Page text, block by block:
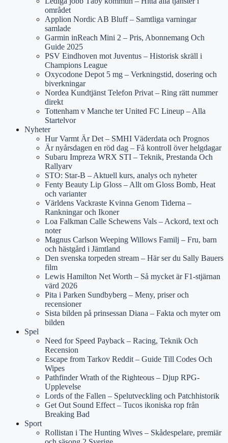
området
Applion Nordic AB Bluff – Samtliga varningar
samlade
Garmin inReach Mini 2 – Pris, Abonnemang Och
Guide 2025
PSV Eindhoven mot Juventus – Historisk skräll i
Champions League
Oxycodone Depot 5 mg – Verkningstid, dosering och
biverkningar
Nordea Kundtjänst Telefon Privat – Ring rätt nummer
direkt
Tottenham v Manche ter United FC Lineup – Alla
Startelvor
Nyheter
Hur Varmt Är Det – SMHI Väderdata och Prognos
Är nyårsdagen en röd dag – Få kontroll över helgdagar
Subaru Impreza WRX STI – Teknik, Prestanda Och
Rallyarv
STO: Star-B – Aktuell kurs, analys och nyheter
Fenty Beauty Lip Gloss – Allt om Gloss Bomb, Heat
och varianter
Världens Vackraste Kvinna Genom Tiderna –
Rankningar och Ikoner
Loa Falkman Calle Schewens Vals – Ackord, text och
noter
Magnus Carlson Weeping Willows Familj – Fru, barn
och hästgård i Jämtland
Den svenska torpeden stream – Här ser du Sally Bauers
film
Lewis Hamilton Net Worth – Så mycket är F1-stjärnan
värd 2026
Pita i Parken Sundbyberg – Meny, priser och
recensioner
Sista bilden på prinsessan Diana – Fakta och myter om
bilden
Spel
Need for Speed Payback – Racing, Teknik Och
Recension
Escape from Tarkov Reddit – Guide Till Codes Och
Wipes
Pathfinder Wrath of the Righteous – Djup RPG-
Upplevelse
Lords of the Fallen – Spelutveckling och Patchhistorik
Get Out Sound Effect – Tucos ikoniska rop från
Breaking Bad
Sport
Rollistan i The Hunting Wives – Skådespelare, premiär